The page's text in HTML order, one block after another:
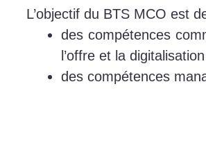
L’objectif du BTS MCO est
des compétences
l’offre et la
des compétences